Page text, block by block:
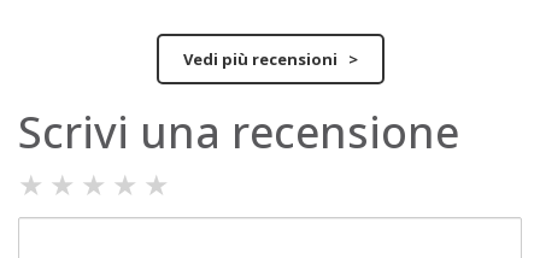
Vedi più recensioni >
Scrivi una recensione
★ ★ ★ ★ ★